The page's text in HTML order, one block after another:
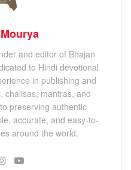
and editor of Bhajan
to Hindi devotional
in publishing and
chalisas, mantras, and
preserving authentic
accurate, and easy-to-
around the world.